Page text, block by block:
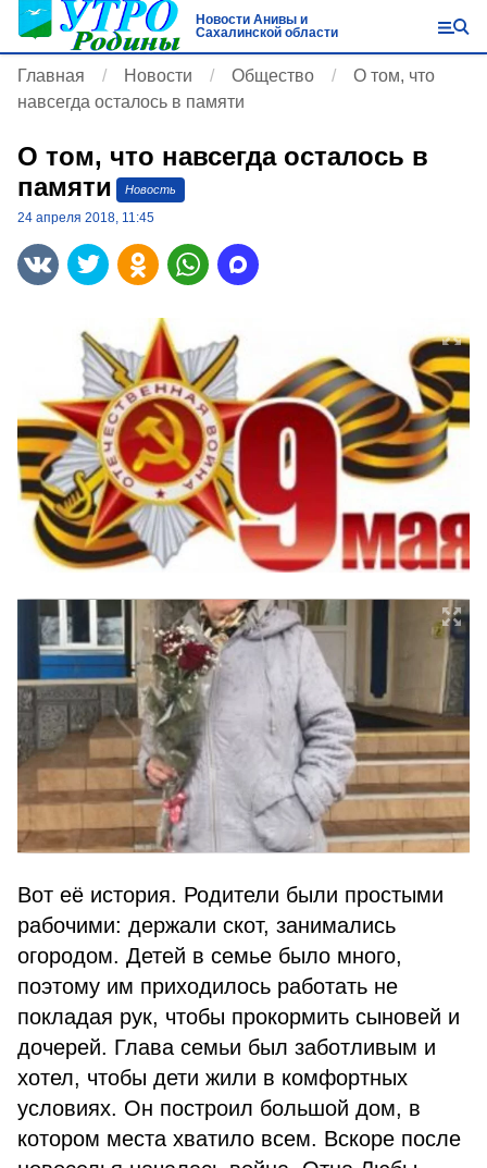
Новости Анивы и
Сахалинской области
Главная Новости Общество
О том, что
навсегда осталось в памяти
О том, что навсегда осталось в
памяти
Новость
24 апреля 2018, 11:45
Вот её история. Родители были простыми
рабочими: держали скот, занимались
огородом. Детей в семье было много,
поэтому им приходилось работать не
покладая рук, чтобы прокормить сыновей и
дочерей. Глава семьи был заботливым и
хотел, чтобы дети жили в комфортных
условиях. Он построил большой дом, в
котором места хватило всем. Вскоре после